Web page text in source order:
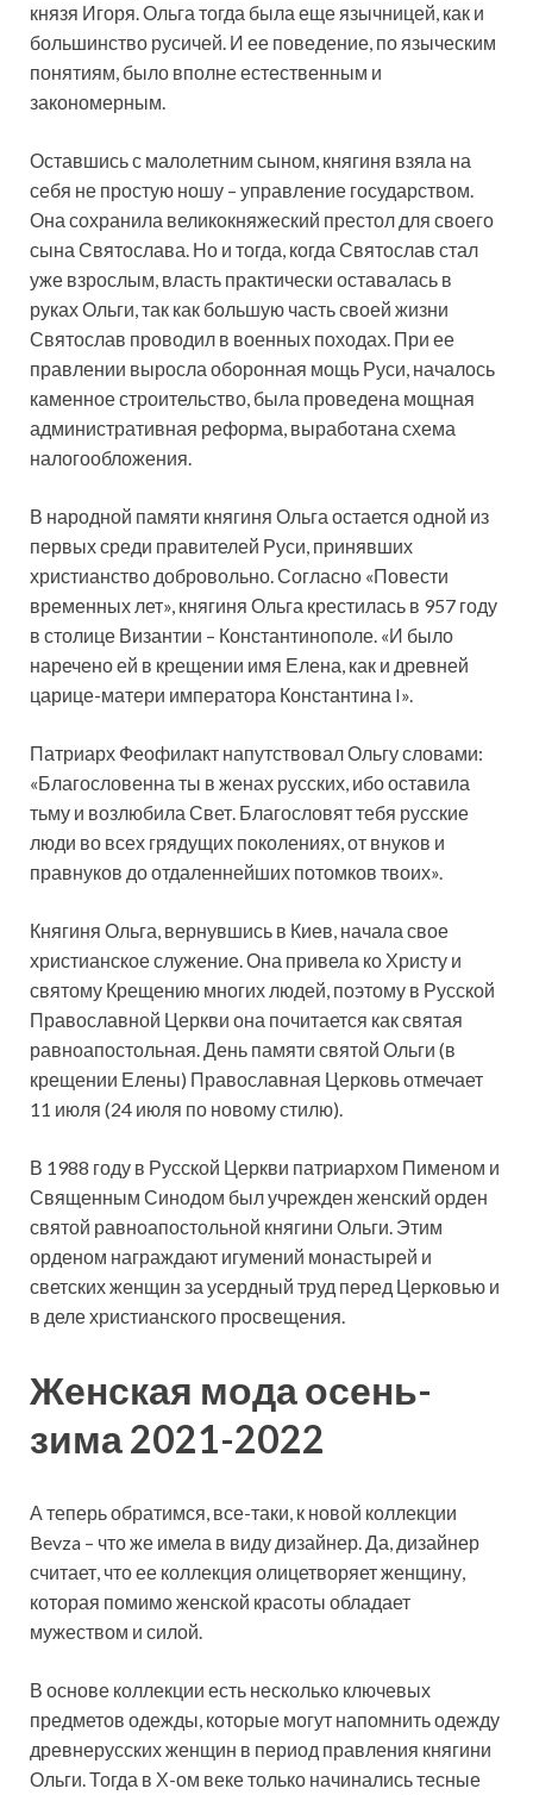
князя Игоря. Ольга тогда была еще язычницей, как и
большинство русичей. И ее поведение, по языческим
понятиям, было вполне естественным и
закономерным.
Оставшись с малолетним сыном, княгиня взяла на
себя не простую ношу – управление государством.
Она сохранила великокняжеский престол для своего
сына Святослава. Но и тогда, когда Святослав стал
уже взрослым, власть практически оставалась в
руках Ольги, так как большую часть своей жизни
Святослав проводил в военных походах. При ее
правлении выросла оборонная мощь Руси, началось
каменное строительство, была проведена мощная
административная реформа, выработана схема
налогообложения.
В народной памяти княгиня Ольга остается одной из
первых среди правителей Руси, принявших
христианство добровольно. Согласно «Повести
временных лет», княгиня Ольга крестилась в 957 году
в столице Византии – Константинополе. «И было
наречено ей в крещении имя Елена, как и древней
царице-матери императора Константина I».
Патриарх Феофилакт напутствовал Ольгу словами:
«Благословенна ты в женах русских, ибо оставила
тьму и возлюбила Свет. Благословят тебя русские
люди во всех грядущих поколениях, от внуков и
правнуков до отдаленнейших потомков твоих».
Княгиня Ольга, вернувшись в Киев, начала свое
христианское служение. Она привела ко Христу и
святому Крещению многих людей, поэтому в Русской
Православной Церкви она почитается как святая
равноапостольная. День памяти святой Ольги (в
крещении Елены) Православная Церковь отмечает
11 июля (24 июля по новому стилю).
В 1988 году в Русской Церкви патриархом Пименом и
Священным Синодом был учрежден женский орден
святой равноапостольной княгини Ольги. Этим
орденом награждают игумений монастырей и
светских женщин за усердный труд перед Церковью и
в деле христианского просвещения.
Женская мода осень-
зима 2021-2022
А теперь обратимся, все-таки, к новой коллекции
Bevza – что же имела в виду дизайнер. Да, дизайнер
считает, что ее коллекция олицетворяет женщину,
которая помимо женской красоты обладает
мужеством и силой.
В основе коллекции есть несколько ключевых
предметов одежды, которые могут напомнить одежду
древнерусских женщин в период правления княгини
Ольги. Тогда в Х-ом веке только начинались тесные